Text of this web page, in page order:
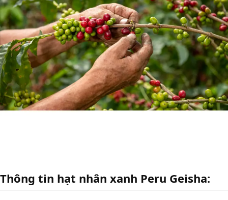
Thông tin hạt nhân xanh Peru Geisha: